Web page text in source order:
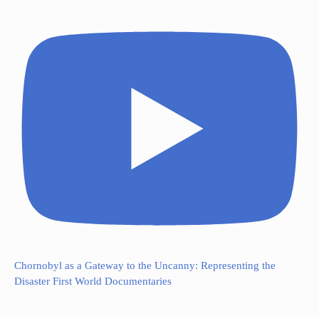
Chornobyl as a Gateway to the Uncanny: Representing the
Disaster First World Documentaries